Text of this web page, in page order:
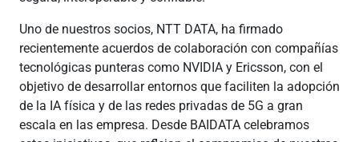
Uno de nuestros socios, NTT DATA, ha firmado
recientemente acuerdos de colaboración con compañías
tecnológicas punteras como NVIDIA y Ericsson, con el
objetivo de desarrollar entornos que faciliten la adopción
de la IA física y de las redes privadas de 5G a gran
escala en las empresa. Desde BAIDATA celebramos